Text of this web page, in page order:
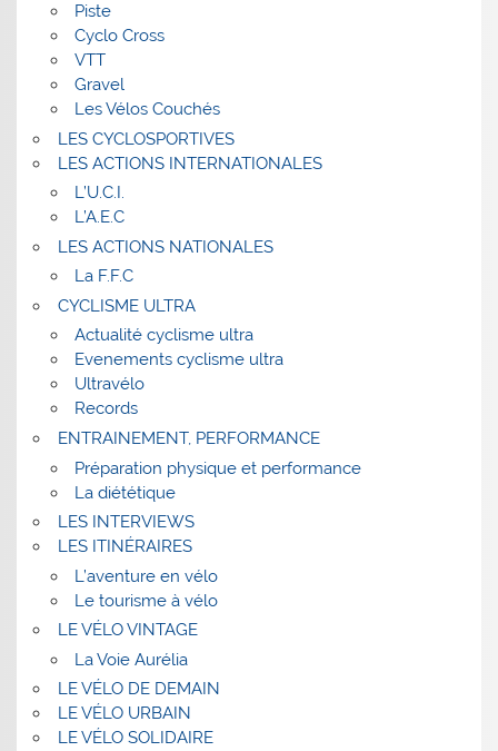
Piste
Cyclo Cross
VTT
Gravel
Les Vélos Couchés
LES CYCLOSPORTIVES
LES ACTIONS INTERNATIONALES
L’U.C.I.
L’A.E.C
LES ACTIONS NATIONALES
La F.F.C
CYCLISME ULTRA
Actualité cyclisme ultra
Evenements cyclisme ultra
Ultravélo
Records
ENTRAINEMENT, PERFORMANCE
Préparation physique et performance
La diététique
LES INTERVIEWS
LES ITINÉRAIRES
L’aventure en vélo
Le tourisme à vélo
LE VÉLO VINTAGE
La Voie Aurélia
LE VÉLO DE DEMAIN
LE VÉLO URBAIN
LE VÉLO SOLIDAIRE